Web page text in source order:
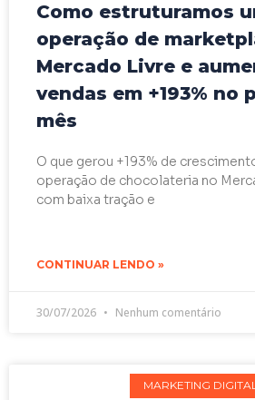
Como estruturamos
operação de
Mercado Livre e
vendas em +193% no
mês
O que gerou +193% de
operação de chocolateria no
com baixa tração e
CONTINUAR LENDO »
30/07/2026 Nenhum comentário
MARKETING